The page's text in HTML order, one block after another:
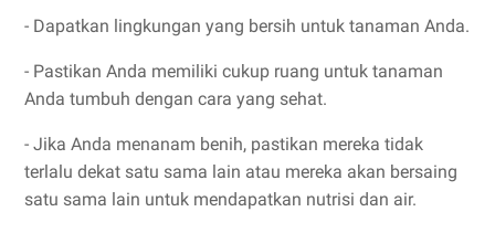
- Dapatkan lingkungan yang bersih untuk tanaman Anda.
- Pastikan Anda memiliki cukup ruang untuk tanaman
Anda tumbuh dengan cara yang sehat.
- Jika Anda menanam benih, pastikan mereka tidak
terlalu dekat satu sama lain atau mereka akan bersaing
satu sama lain untuk mendapatkan nutrisi dan air.